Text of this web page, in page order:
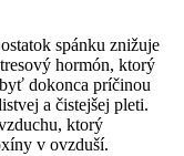
spánku znižuje
hormón, ktorý
dokonca príčinou
a čistejšej pleti.
ktorý
v ovzduší.